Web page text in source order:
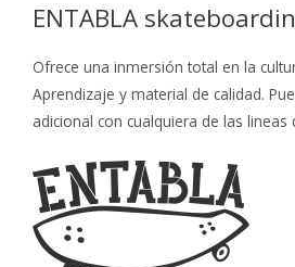
ENTABLA
Ofrece una inmersión total en la
Aprendizaje y material de calidad.
adicional con cualquiera de las lineas